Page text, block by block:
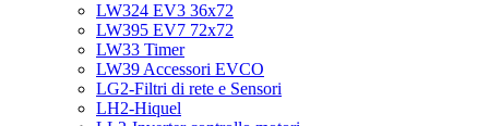
LW324 EV3 36x72
LW395 EV7 72x72
LW33 Timer
LW39 Accessori EVCO
LG2-Filtri di rete e Sensori
LH2-Hiquel